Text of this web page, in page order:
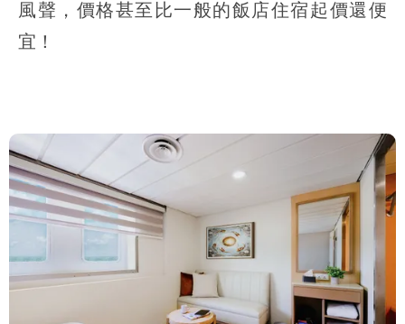
風聲，價格甚至比一般的飯店住宿起價還便
宜！